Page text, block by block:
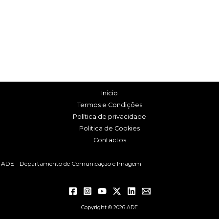
Inicio
Termos e Condições
Política de privacidade
Politica de Cookies
Contactos
ADE - Departamento de Comunicação e Imagem
Copyright © 2026 ADE